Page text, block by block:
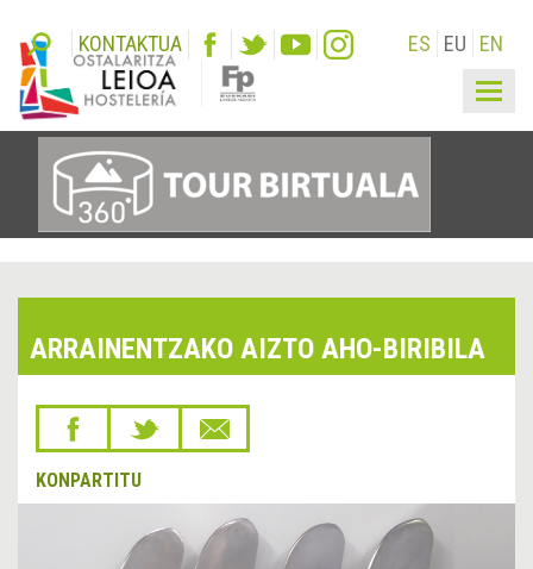
KONTAKTUA ES EU EN
ARRAINENTZAKO AIZTO AHO-BIRIBILA
KONPARTITU